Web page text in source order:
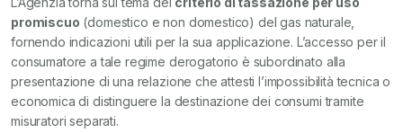
promiscuo (domestico e non domestico) del gas naturale,
fornendo indicazioni utili per la sua applicazione. L’accesso per il
consumatore a tale regime derogatorio è subordinato alla
presentazione di una relazione che attesti l’impossibilità tecnica o
economica di distinguere la destinazione dei consumi tramite
misuratori separati.